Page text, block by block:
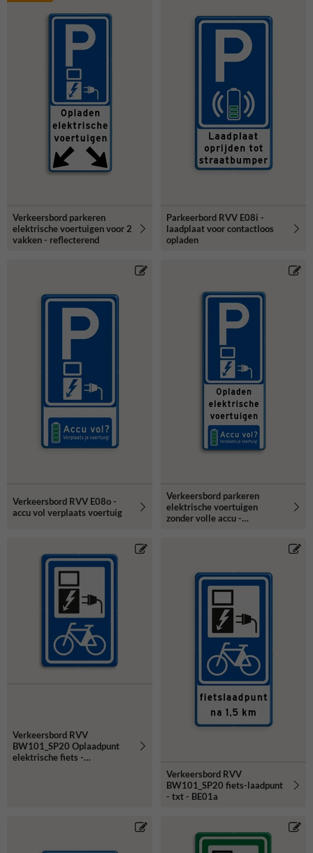
Verkeersbord parkeren
elektrische voertuigen voor 2
vakken - reflecterend
Parkeerbord RVV E08i -
laadplaat voor contactloos
opladen
Verkeersbord RVV E08o -
accu vol verplaats voertuig
Verkeersbord parkeren
elektrische voertuigen
zonder volle accu -
Verkeersbord RVV
BW101_SP20 Oplaadpunt
elektrische fiets -
Verkeersbord RVV
BW101_SP20 fiets-laadpunt
- txt - BE01a